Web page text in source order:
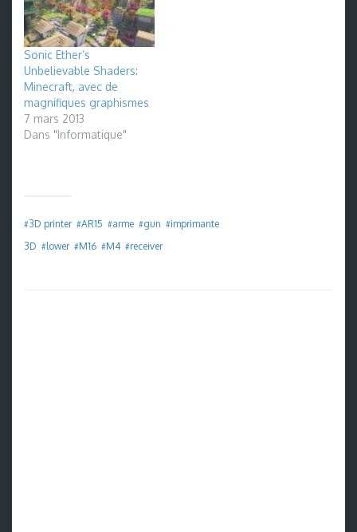
Sonic Ether’s
Unbelievable Shaders:
Minecraft, avec de
magnifiques graphismes
7 mars 2013
Dans "Informatique"
#3D printer #AR15 #arme #gun #imprimante
3D #lower #M16 #M4 #receiver